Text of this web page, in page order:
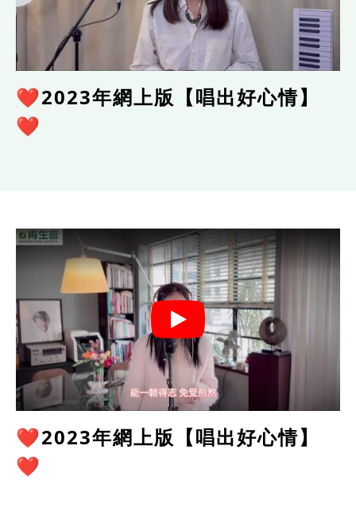
❤️2023年網上版【唱出好心情】
❤️
❤️2023年網上版【唱出好心情】
❤️